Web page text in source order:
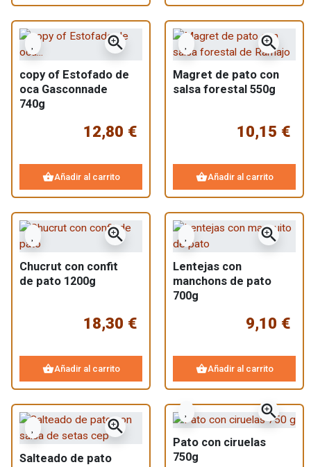
zoom_in
copy of Estofado de
oca Gasconnade
740g
12,80 €
shopping_basketAñadir al carrito
zoom_in
Magret de pato con
salsa forestal 550g
10,15 €
shopping_basketAñadir al carrito
zoom_in
Chucrut con confit
de pato 1200g
18,30 €
shopping_basketAñadir al carrito
zoom_in
Lentejas con
manchons de pato
700g
9,10 €
shopping_basketAñadir al carrito
zoom_in
Salteado de pato
zoom_in
Pato con ciruelas
750g